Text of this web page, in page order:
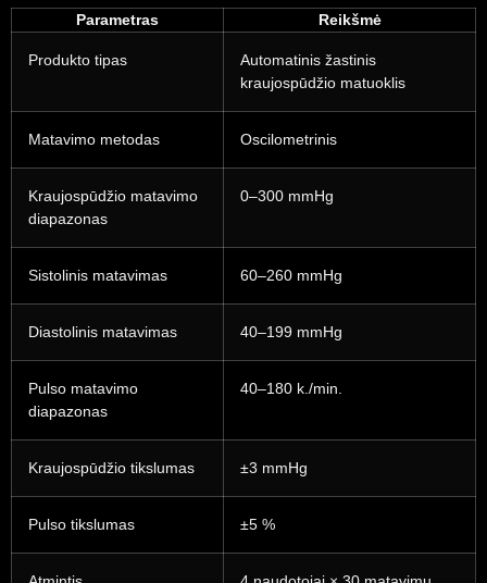
Parametras Reikšmė
Produkto tipas
Automatinis žastinis
kraujospūdžio matuoklis
Matavimo metodas Oscilometrinis
Kraujospūdžio matavimo
diapazonas
0–300 mmHg
Sistolinis matavimas 60–260 mmHg
Diastolinis matavimas 40–199 mmHg
Pulso matavimo
diapazonas
40–180 k./min.
Kraujospūdžio tikslumas ±3 mmHg
Pulso tikslumas ±5 %